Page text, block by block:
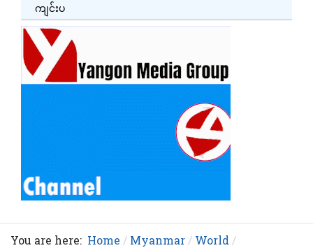
ကျင်းပ
You are here: Home Myanmar
World